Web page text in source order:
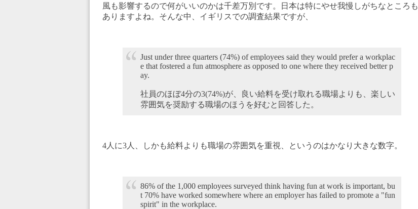
風も影響するので何がいいのかは千差万別です。日本は特にやせ我慢しがちなところも
ありますよね。そんな中、イギリスでの調査結果ですが、
Just under three quarters (74%) of employees said they would prefer a workplac
e that fostered a fun atmosphere as opposed to one where they received better p
ay.
社員のほぼ4分の3(74%)が、良い給料を受け取れる職場よりも、楽しい
雰囲気を奨励する職場のほうを好むと回答した。
4人に3人、しかも給料よりも職場の雰囲気を重視、というのはかなり大きな数字。
86% of the 1,000 employees surveyed think having fun at work is important, bu
t 70% have worked somewhere where an employer has failed to promote a "fun
spirit" in the workplace.